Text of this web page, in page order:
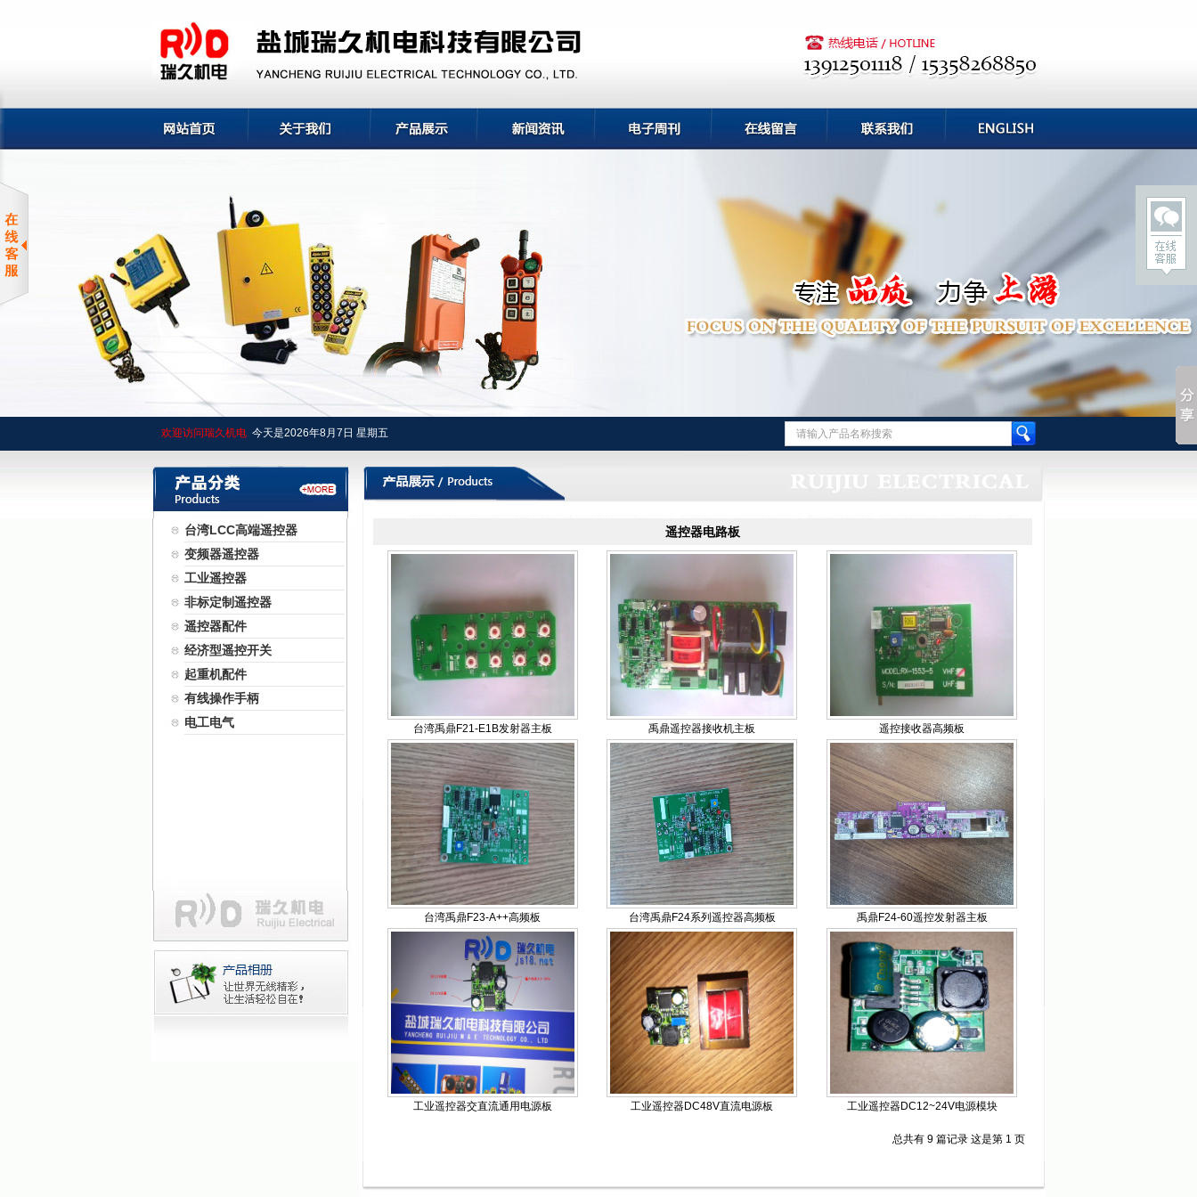
欢迎访问瑞久机电 今天是2026年8月 7日 星期五
台湾LCC高端遥控器
变频器遥控器
工业遥控器
非标定制遥控器
遥控器配件
经济型遥控开关
起重机配件
有线操作手柄
电工电气
遥控器电路板
台湾禹鼎F21-E1B发射器主板 禹鼎遥控器接收机主板 遥控接收器高频板
台湾禹鼎F23-A++高频板 台湾禹鼎F24系列遥控器高频板 禹鼎F24-60遥控发射器主板
工业遥控器交直流通用电源板 工业遥控器DC48V直流电源板 工业遥控器DC12~24V电源模块
总共有 9 篇记录 这是第 1 页